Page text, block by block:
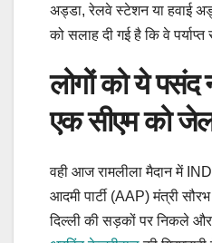
अड्डा, रेलवे स्टेशन या हवाई
को सलाह दी गई है कि वे
लोगों को ये पसंद
एक सीएम को
वही आज रामलीला मैदान में
आदमी पार्टी (AAP) मंत्री
दिल्ली की सड़कों पर निकले